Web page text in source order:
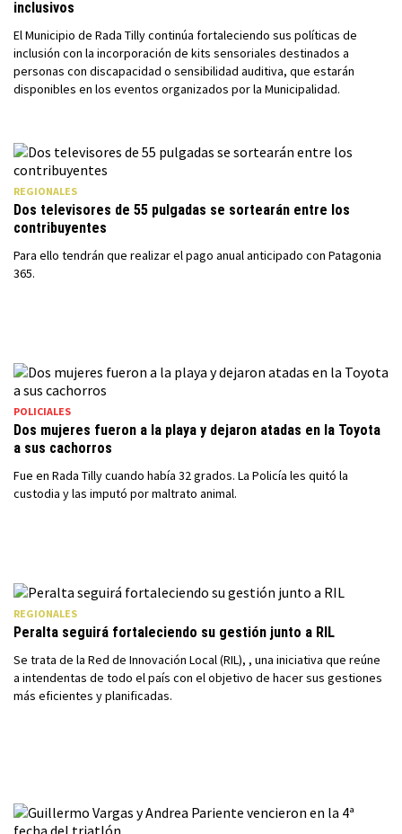
inclusivos
El Municipio de Rada Tilly continúa fortaleciendo sus políticas de
inclusión con la incorporación de kits sensoriales destinados a
personas con discapacidad o sensibilidad auditiva, que estarán
disponibles en los eventos organizados por la Municipalidad.
REGIONALES
Dos televisores de 55 pulgadas se sortearán entre los
contribuyentes
Para ello tendrán que realizar el pago anual anticipado con Patagonia
365.
POLICIALES
Dos mujeres fueron a la playa y dejaron atadas en la Toyota
a sus cachorros
Fue en Rada Tilly cuando había 32 grados. La Policía les quitó la
custodia y las imputó por maltrato animal.
REGIONALES
Peralta seguirá fortaleciendo su gestión junto a RIL
Se trata de la Red de Innovación Local (RIL), , una iniciativa que reúne
a intendentas de todo el país con el objetivo de hacer sus gestiones
más eficientes y planificadas.